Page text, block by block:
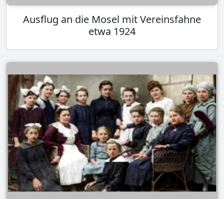
Ausflug an die Mosel mit Vereinsfahne
etwa 1924